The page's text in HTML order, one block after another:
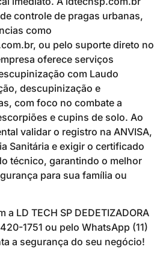
controle de pragas urbanas,
como
ou pelo suporte direto no
oferece serviços
com Laudo
descupinização e
com foco no combate a
e cupins de solo. Ao
validar o registro na ANVISA,
Sanitária e exigir o certificado
técnico, garantindo o melhor
para sua família ou
a LD TECH SP DEDETIZADORA
1751 ou pelo WhatsApp (11)
a segurança do seu negócio!